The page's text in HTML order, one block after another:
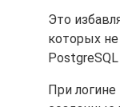
Это
которых
При